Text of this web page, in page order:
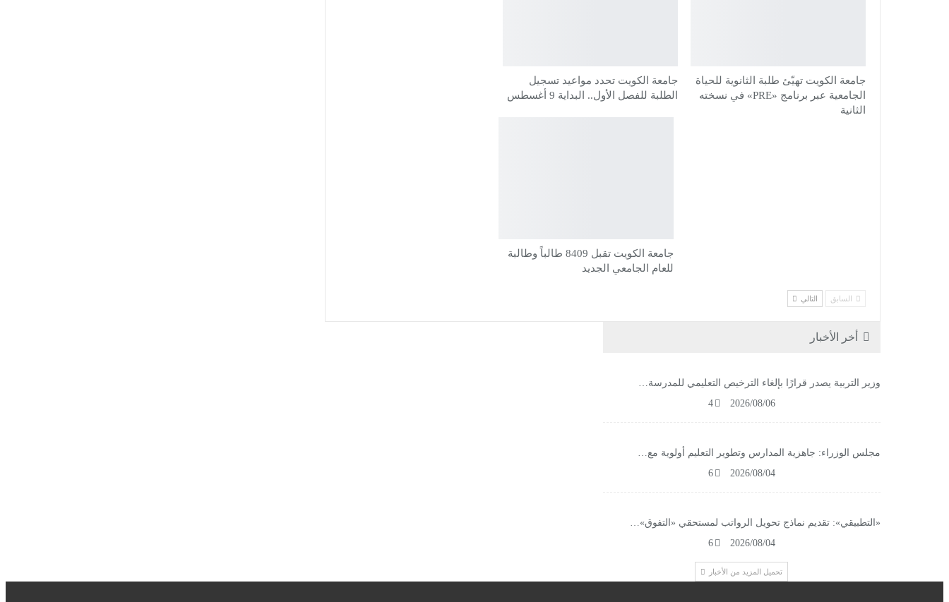
جامعة الكويت تهيّئ طلبة الثانوية للحياة
الجامعية عبر برنامج «PRE» في نسخته
الثانية
جامعة الكويت تحدد مواعيد تسجيل
الطلبة للفصل الأول.. البداية 9 أغسطس
جامعة الكويت تقبل 8409 طالباً وطالبة
للعام الجامعي الجديد
السابق التالي
أخر الأخبار
وزير التربية يصدر قرارًا بإلغاء الترخيص التعليمي للمدرسة…
2026/08/06
4
مجلس الوزراء: جاهزية المدارس وتطوير التعليم أولوية مع…
2026/08/04
6
«التطبيقي»: تقديم نماذج تحويل الرواتب لمستحقي «التفوق»…
2026/08/04
6
تحميل المزيد من الأخبار